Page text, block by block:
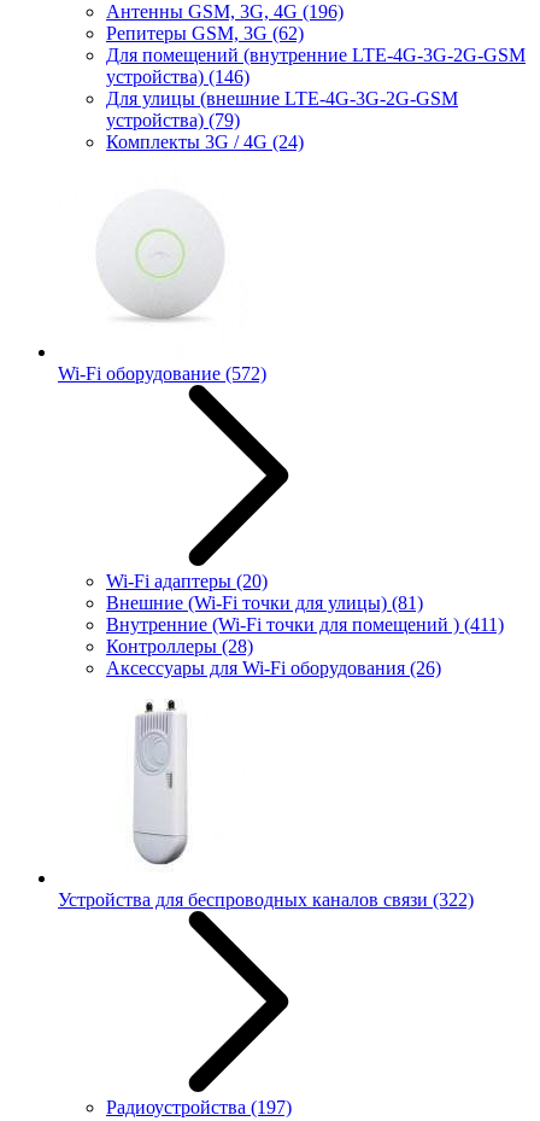
Антенны GSM, 3G, 4G (196)
Репитеры GSM, 3G (62)
Для помещений (внутренние LTE-4G-3G-2G-GSM
устройства) (146)
Для улицы (внешние LTE-4G-3G-2G-GSM
устройства) (79)
Комплекты 3G / 4G (24)
Wi-Fi оборудование (572)
Wi-Fi адаптеры (20)
Внешние (Wi-Fi точки для улицы) (81)
Внутренние (Wi-Fi точки для помещений ) (411)
Контроллеры (28)
Аксессуары для Wi-Fi оборудования (26)
Устройства для беспроводных каналов связи (322)
Радиоустройства (197)